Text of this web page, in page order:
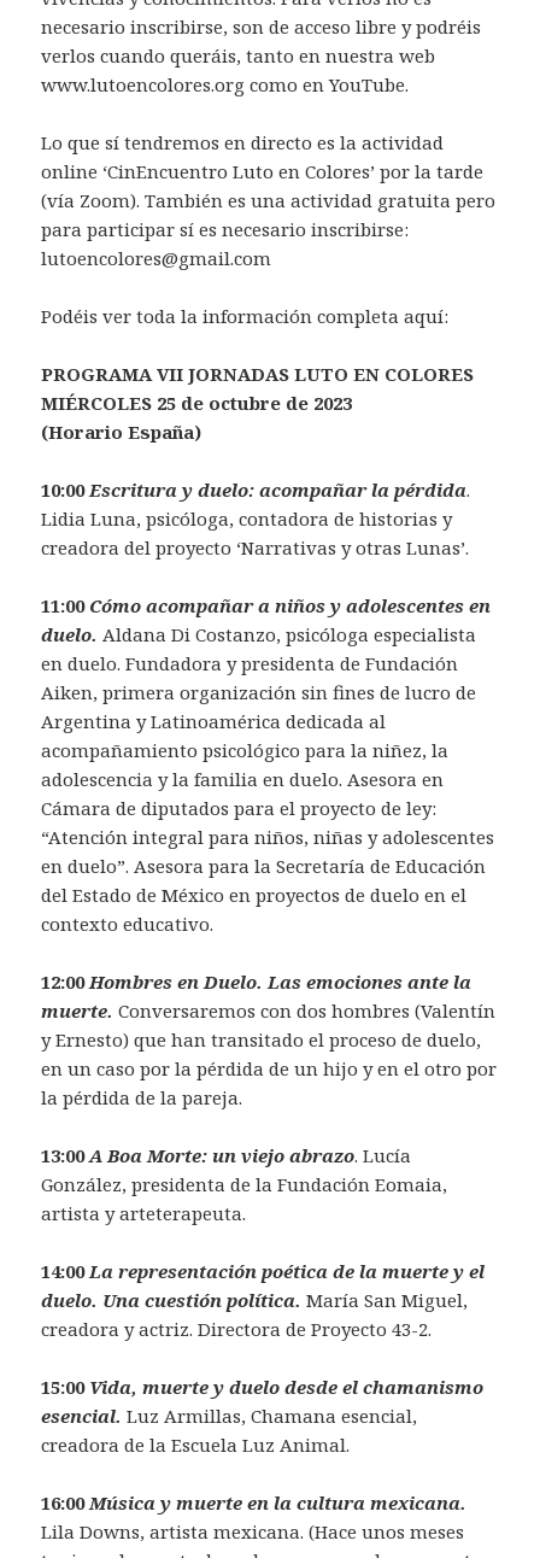
necesario inscribirse, son de acceso libre y podréis
verlos cuando queráis, tanto en nuestra web
www.lutoencolores.org como en YouTube.
Lo que sí tendremos en directo es la actividad
online ‘CinEncuentro Luto en Colores’ por la tarde
(vía Zoom). También es una actividad gratuita pero
para participar sí es necesario inscribirse:
lutoencolores@gmail.com
Podéis ver toda la información completa aquí:
PROGRAMA VII JORNADAS LUTO EN COLORES
MIÉRCOLES 25 de octubre de 2023
(Horario España)
10:00Escritura y duelo: acompañar la pérdida.
Lidia Luna, psicóloga, contadora de historias y
creadora del proyecto ‘Narrativas y otras Lunas’.
11:00 Cómo acompañar a niños y adolescentes en
duelo.Aldana Di Costanzo, psicóloga especialista
en duelo. Fundadora y presidenta de Fundación
Aiken, primera organización sin fines de lucro de
Argentina y Latinoamérica dedicada al
acompañamiento psicológico para la niñez, la
adolescencia y la familia en duelo. Asesora en
Cámara de diputados para el proyecto de ley:
“Atención integral para niños, niñas y adolescentes
en duelo”. Asesora para la Secretaría de Educación
del Estado de México en proyectos de duelo en el
contexto educativo.
12:00Hombres en Duelo. Las emociones ante la
muerte.Conversaremos con dos hombres (Valentín
y Ernesto) que han transitado el proceso de duelo,
en un caso por la pérdida de un hijo y en el otro por
la pérdida de la pareja.
13:00A Boa Morte: un viejo abrazo. Lucía
González, presidenta de la Fundación Eomaia,
artista y arteterapeuta.
14:00 La representación poética de la muerte y el
duelo. Una cuestión política. María San Miguel,
creadora y actriz. Directora de Proyecto 43-2.
15:00Vida, muerte y duelo desde el chamanismo
esencial. Luz Armillas, Chamana esencial,
creadora de la Escuela Luz Animal.
16:00Música y muerte en la cultura mexicana.
Lila Downs, artista mexicana. (Hace unos meses